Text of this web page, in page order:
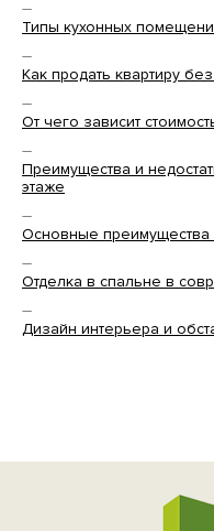
—
Типы кухонных
—
Как продать квартиру
—
От чего зависит
—
Преимущества и
этаже
—
Основные преимущества
—
Отделка в спальне в
—
Дизайн интерьера и